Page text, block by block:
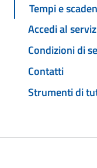
Tempi e
Accedi al
Condizioni di
Contatti
Strumenti di